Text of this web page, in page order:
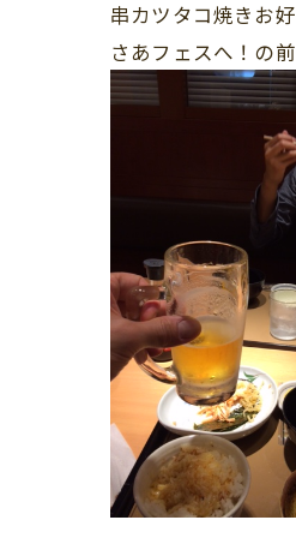
串カツタコ焼きお
さあフェスへ！の